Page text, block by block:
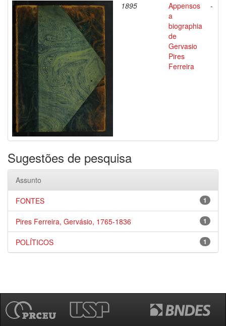
1895
Appensos
a
biographia
de
Gervasio
Pires
Ferreira
-
Sugestões de pesquisa
Assunto
1
FONTES
1
Pires Ferreira, Gervásio, 1765-1836
1
POLÍTICOS